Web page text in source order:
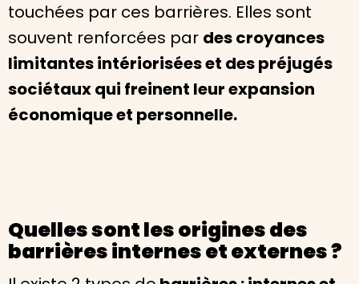
touchées par ces barrières. Elles sont
souvent renforcées par des croyances
limitantes intériorisées et des préjugés
sociétaux qui freinent leur expansion
économique et personnelle.
Quelles sont les origines des
barrières internes et externes ?